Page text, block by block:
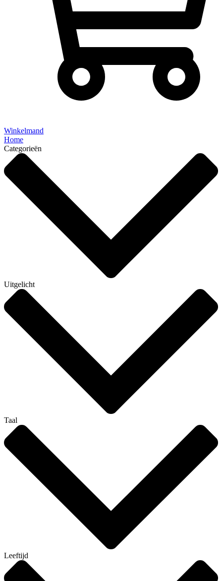
Winkelmand
Home
Categorieën
Uitgelicht
Taal
Leeftijd